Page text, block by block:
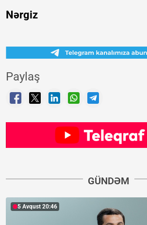
Nərgiz
Paylaş
GÜNDƏM
5 Avqust 20:46